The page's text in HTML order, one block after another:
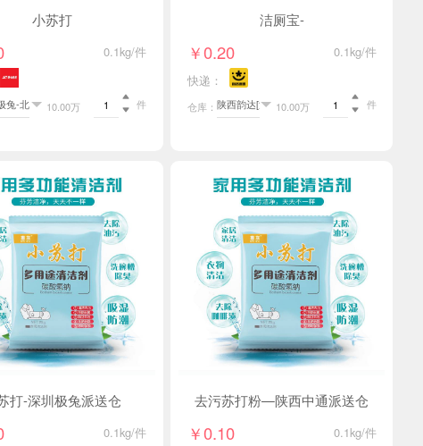
小苏打
0.1kg/件
10.00万


件
洁厕宝-
￥0.20
0.1kg/件
快递：
仓库： 10.00万


件
打-深圳极兔派送仓
0.1kg/件
去污苏打粉—陕西中通派送仓
￥0.10
0.1kg/件